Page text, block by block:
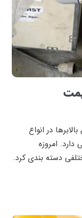
در انواع
امروزه
دسته بندی کرد.